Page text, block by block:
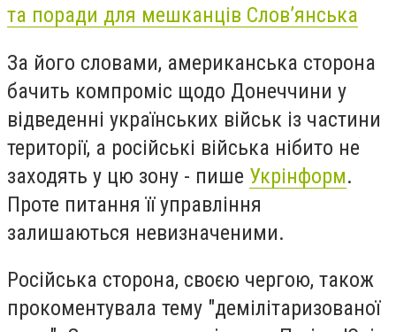
та поради для мешканців Слов’янська
За його словами, американська сторона
бачить компроміс щодо Донеччини у
відведенні українських військ із частини
території, а російські війська нібито не
заходять у цю зону - пише Укрінформ.
Проте питання її управління
залишаються невизначеними.
Російська сторона, своєю чергою, також
прокоментувала тему "демілітаризованої